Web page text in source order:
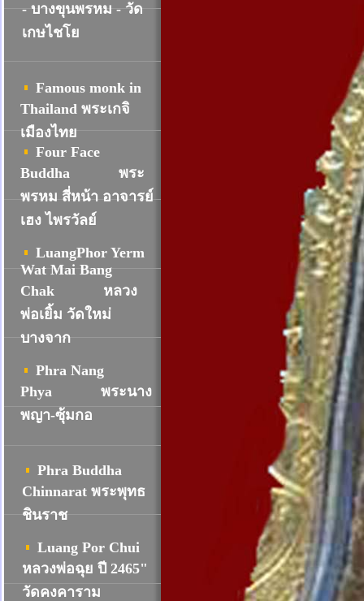
- บางขุนพรหม - วัด
เกษไชโย
Famous monk in
Thailand พระเกจิ
เมืองไทย
Four Face
Buddha
พระ
พรหม สี่หน้า อาจารย์
เฮง ไพรวัลย์
LuangPhor Yerm
Wat Mai Bang
Chak
หลวง
พ่อเยิ้ม วัดใหม่
บางจาก
Phra Nang
Phya
พระนาง
พญา-ซุ้มกอ
Phra Buddha
Chinnarat พระพุทธ
ชินราช
Luang Por Chui
หลวงพ่อฉุย ปี 2465"
วัดคงคาราม